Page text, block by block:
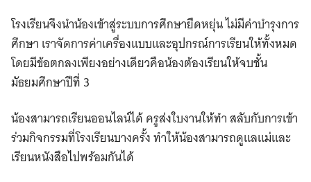
โรงเรียนจึงนำน้องเข้าสู่ระบบการศึกษายืดหยุ่น ไม่มีค่าบำรุงการ
ศึกษา เราจัดการค่าเครื่องแบบและอุปกรณ์การเรียนให้ทั้งหมด
โดยมีข้อตกลงเพียงอย่างเดียวคือน้องต้องเรียนให้จบชั้น
มัธยมศึกษาปีที่ 3
น้องสามารถเรียนออนไลน์ได้ ครูส่งใบงานให้ทำ สลับกับการเข้า
ร่วมกิจกรรมที่โรงเรียนบางครั้ง ทำให้น้องสามารถดูแลแม่และ
เรียนหนังสือไปพร้อมกันได้